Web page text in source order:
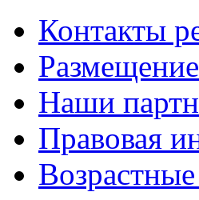
Контакты
Наши
Правовая